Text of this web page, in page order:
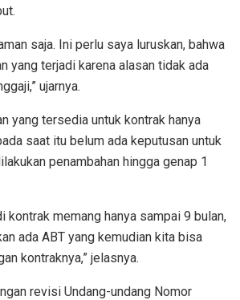
saja. Ini perlu saya luruskan, bahwa
yang terjadi karena alasan tidak ada
ujarnya.
yang tersedia untuk kontrak hanya
saat itu belum ada keputusan untuk
penambahan hingga genap 1
kontrak memang hanya sampai 9 bulan,
ada ABT yang kemudian kita bisa
kontraknya,” jelasnya.
revisi Undang-undang Nomor